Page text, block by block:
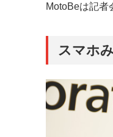
MotoBeは記者
スマホ